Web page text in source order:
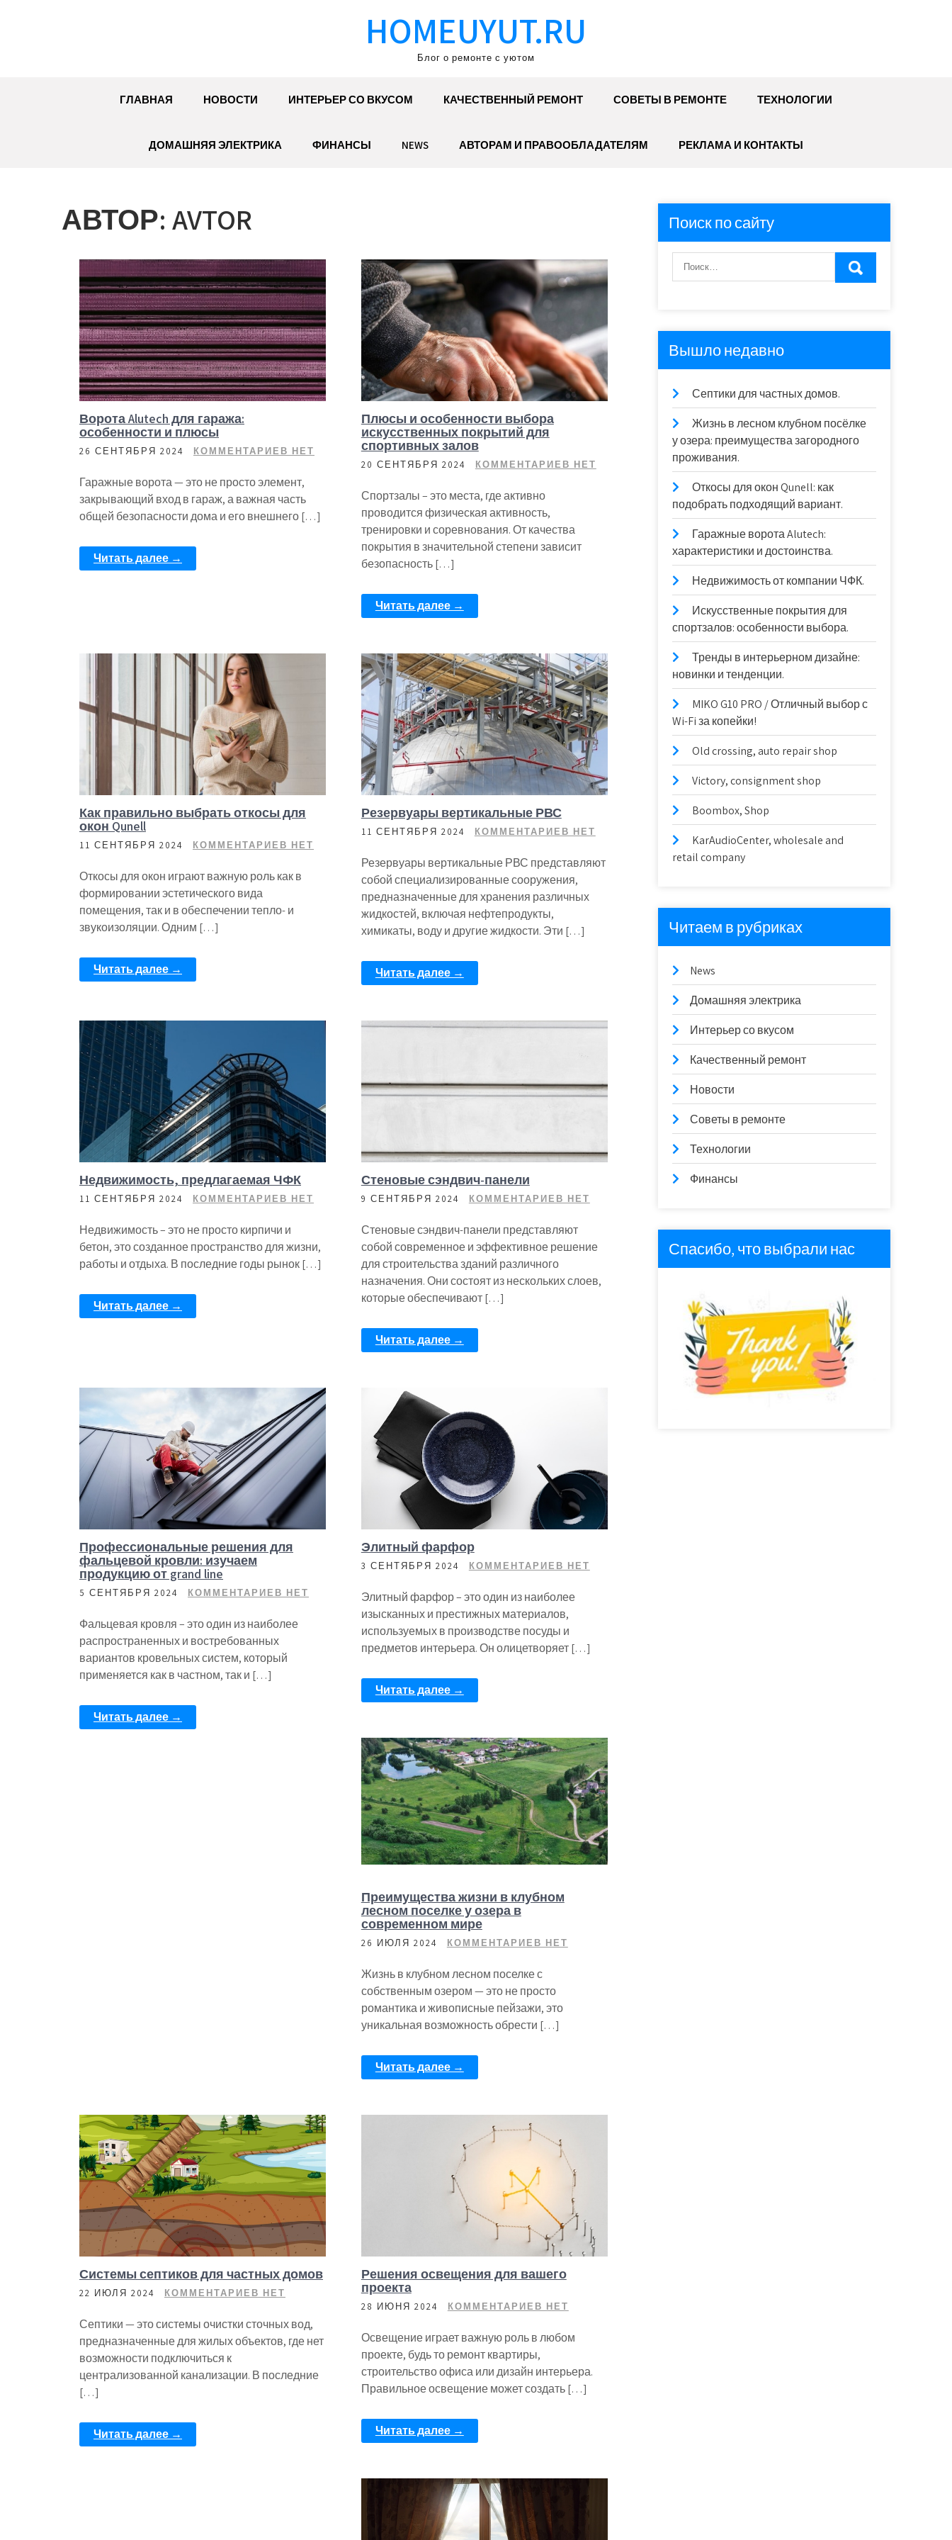
HOMEUYUT.RU
Блог о ремонте с уютом
ГЛАВНАЯ НОВОСТИ ИНТЕРЬЕР СО ВКУСОМ КАЧЕСТВЕННЫЙ РЕМОНТ СОВЕТЫ В РЕМОНТЕ ТЕХНОЛОГИИ
ДОМАШНЯЯ ЭЛЕКТРИКА ФИНАНСЫ NEWS АВТОРАМ И ПРАВООБЛАДАТЕЛЯМ РЕКЛАМА И КОНТАКТЫ
АВТОР: AVTOR
Ворота Alutech для гаража:
особенности и плюсы
26 СЕНТЯБРЯ 2024 КОММЕНТАРИЕВ НЕТ
Гаражные ворота — это не просто элемент,
закрывающий вход в гараж, а важная часть
общей безопасности дома и его внешнего […]
Читать далее →
Плюсы и особенности выбора
искусственных покрытий для
спортивных залов
20 СЕНТЯБРЯ 2024 КОММЕНТАРИЕВ НЕТ
Спортзалы – это места, где активно
проводится физическая активность,
тренировки и соревнования. От качества
покрытия в значительной степени зависит
безопасность […]
Читать далее →
Как правильно выбрать откосы для
окон Qunell
11 СЕНТЯБРЯ 2024 КОММЕНТАРИЕВ НЕТ
Откосы для окон играют важную роль как в
формировании эстетического вида
помещения, так и в обеспечении тепло- и
звукоизоляции. Одним […]
Читать далее →
Резервуары вертикальные РВС
11 СЕНТЯБРЯ 2024 КОММЕНТАРИЕВ НЕТ
Резервуары вертикальные РВС представляют
собой специализированные сооружения,
предназначенные для хранения различных
жидкостей, включая нефтепродукты,
химикаты, воду и другие жидкости. Эти […]
Читать далее →
Недвижимость, предлагаемая ЧФК
11 СЕНТЯБРЯ 2024 КОММЕНТАРИЕВ НЕТ
Недвижимость – это не просто кирпичи и
бетон, это созданное пространство для жизни,
работы и отдыха. В последние годы рынок […]
Читать далее →
Стеновые сэндвич-панели
9 СЕНТЯБРЯ 2024 КОММЕНТАРИЕВ НЕТ
Стеновые сэндвич-панели представляют
собой современное и эффективное решение
для строительства зданий различного
назначения. Они состоят из нескольких слоев,
которые обеспечивают […]
Читать далее →
Профессиональные решения для
фальцевой кровли: изучаем
продукцию от grand line
5 СЕНТЯБРЯ 2024 КОММЕНТАРИЕВ НЕТ
Фальцевая кровля – это один из наиболее
распространенных и востребованных
вариантов кровельных систем, который
применяется как в частном, так и […]
Читать далее →
Элитный фарфор
3 СЕНТЯБРЯ 2024 КОММЕНТАРИЕВ НЕТ
Элитный фарфор – это один из наиболее
изысканных и престижных материалов,
используемых в производстве посуды и
предметов интерьера. Он олицетворяет […]
Читать далее →
Преимущества жизни в клубном
лесном поселке у озера в
современном мире
26 ИЮЛЯ 2024 КОММЕНТАРИЕВ НЕТ
Жизнь в клубном лесном поселке с
собственным озером — это не просто
романтика и живописные пейзажи, это
уникальная возможность обрести […]
Читать далее →
Системы септиков для частных домов
22 ИЮЛЯ 2024 КОММЕНТАРИЕВ НЕТ
Септики — это системы очистки сточных вод,
предназначенные для жилых объектов, где нет
возможности подключиться к
централизованной канализации. В последние
[…]
Читать далее →
Решения освещения для вашего
проекта
28 ИЮНЯ 2024 КОММЕНТАРИЕВ НЕТ
Освещение играет важную роль в любом
проекте, будь то ремонт квартиры,
строительство офиса или дизайн интерьера.
Правильное освещение может создать […]
Читать далее →
Поиск по сайту
Вышло недавно
Септики для частных домов.
Жизнь в лесном клубном посёлке
у озера: преимущества загородного
проживания.
Откосы для окон Qunell: как
подобрать подходящий вариант.
Гаражные ворота Alutech:
характеристики и достоинства.
Недвижимость от компании ЧФК.
Искусственные покрытия для
спортзалов: особенности выбора.
Тренды в интерьерном дизайне:
новинки и тенденции.
MIKO G10 PRO / Отличный выбор с
Wi-Fi за копейки!
Old crossing, auto repair shop
Victory, consignment shop
Boombox, Shop
KarAudioCenter, wholesale and
retail company
Читаем в рубриках
News
Домашняя электрика
Интерьер со вкусом
Качественный ремонт
Новости
Советы в ремонте
Технологии
Финансы
Спасибо, что выбрали нас